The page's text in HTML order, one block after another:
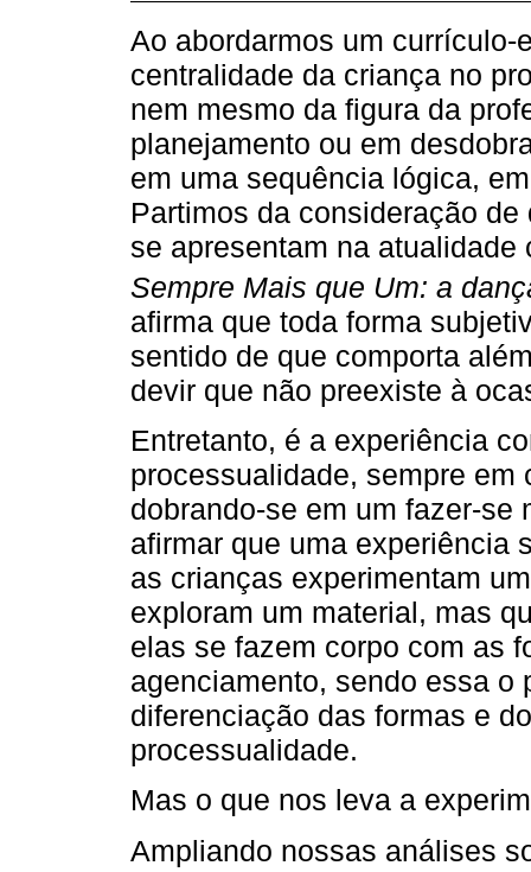
Ao abordarmos um
centralidade da criança no
nem mesmo da figura da
planejamento ou em
em uma sequência lógica,
Partimos da consideração
se apresentam na
Sempre Mais que Um: a
afirma que toda forma
sentido de que comporta
devir que não preexiste à
Entretanto, é a experiência
processualidade, sempre em
dobrando-se em um fazer-se
afirmar que uma experiência
as crianças experimentam
exploram um material, mas
elas se fazem corpo com as
agenciamento, sendo essa o
diferenciação das formas e
processualidade.
Mas o que nos leva a
Ampliando nossas análises